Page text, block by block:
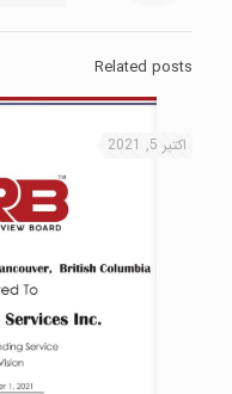
Related posts
اکتبر 5, 2021